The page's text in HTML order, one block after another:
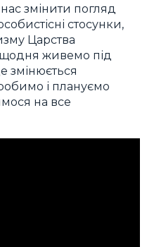
змінити погляд
стосунки,
Царства
живемо під
змінюється
і плануємо
на все